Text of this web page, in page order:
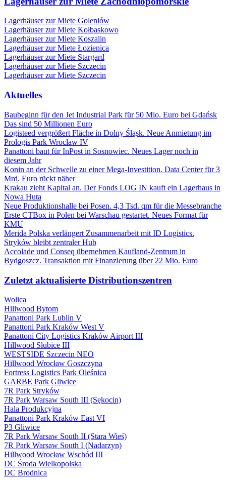
Lagerhäuser zur Miete Goleniów
Lagerhäuser zur Miete Kołbaskowo
Lagerhäuser zur Miete Koszalin
Lagerhäuser zur Miete Łozienica
Lagerhäuser zur Miete Stargard
Lagerhäuser zur Miete Szczecin
Lagerhäuser zur Miete Szczecin
Aktuelles
Baubeginn für den Jet Industrial Park für 50 Mio. Euro bei Gdańsk
Das sind 50 Millionen Euro
Logisteed vergrößert Fläche in Dolny Śląsk. Neue Anmietung im
Prologis Park Wrocław IV
Panattoni baut für InPost in Sosnowiec. Neues Lager noch in
diesem Jahr
Konin an der Schwelle zu einer Mega-Investition. Data Center für 3
Mrd. Euro rückt näher
Krakau zieht Kapital an. Der Fonds LOG IN kauft ein Lagerhaus in
Nowa Huta
Neue Produktionshalle bei Posen. 4,3 Tsd. qm für die Messebranche
Erste CTBox in Polen bei Warschau gestartet. Neues Format für
KMU
Merida Polska verlängert Zusammenarbeit mit ID Logistics.
Stryków bleibt zentraler Hub
Accolade und Conseq übernehmen Kaufland-Zentrum in
Bydgoszcz. Transaktion mit Finanzierung über 22 Mio. Euro
Zuletzt aktualisierte Distributionszentren
Wolica
Hillwood Bytom
Panattoni Park Lublin V
Panattoni Park Kraków West V
Panattoni City Logistics Kraków Airport III
Hillwood Słubice III
WESTSIDE Szczecin NEO
Hillwood Wrocław Goszczyna
Fortress Logistics Park Oleśnica
GARBE Park Gliwice
7R Park Stryków
7R Park Warsaw South III (Sękocin)
Hala Produkcyjna
Panattoni Park Kraków East VI
P3 Gliwice
7R Park Warsaw South II (Stara Wieś)
7R Park Warsaw South I (Nadarzyn)
Hillwood Wrocław Wschód III
DC Środa Wielkopolska
DC Brodnica